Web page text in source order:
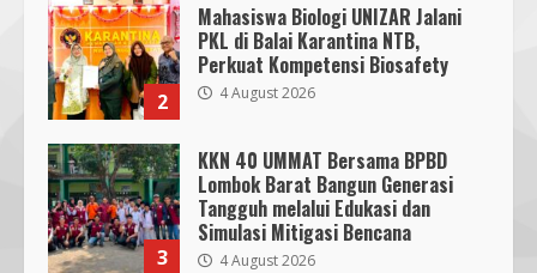
2
Mahasiswa Biologi UNIZAR Jalani
PKL di Balai Karantina NTB,
Perkuat Kompetensi Biosafety
4 August 2026
3
KKN 40 UMMAT Bersama BPBD
Lombok Barat Bangun Generasi
Tangguh melalui Edukasi dan
Simulasi Mitigasi Bencana
4 August 2026